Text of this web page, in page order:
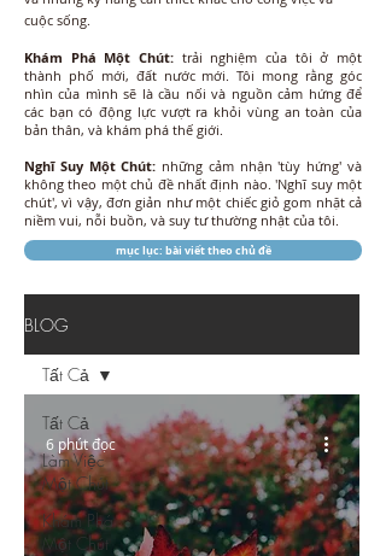
cuộc sống.
Khám Phá Một Chút: trải nghiệm của tôi ở một
thành phố mới, đất nước mới. Tôi mong rằng góc
nhìn của mình sẽ là cầu nối và nguồn cảm hứng để
các bạn có động lực vượt ra khỏi vùng an toàn của
bản thân, và khám phá thế giới.
Nghĩ Suy Một Chút: những cảm nhận 'tùy hứng' và
không theo một chủ đề nhất định nào. 'Nghĩ suy một
chút', vì vậy, đơn giản như một chiếc giỏ gom nhặt cả
niềm vui, nỗi buồn, và suy tư thường nhật của tôi.
mục lục: bài viết theo chủ đề
BLOG
Tất Cả
Làm Việc
Một Chút
Khám Phá
Một Chút
Tất Cả
6 phút đọc